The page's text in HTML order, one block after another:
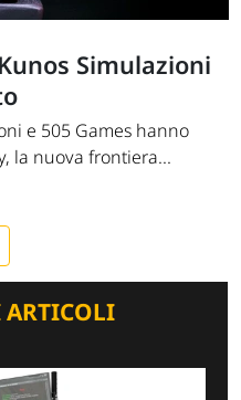
Simulazioni
e 505 Games hanno
la nuova frontiera...